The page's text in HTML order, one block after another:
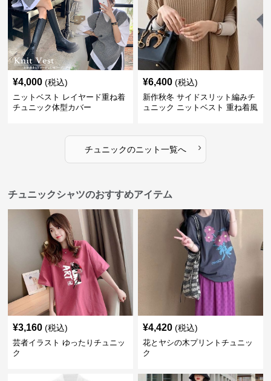
¥4,000 (税込)
ニットベスト レイヤード重ね着
チュニック体型カバー
¥6,400 (税込)
新作秋冬 サイドスリット編みチ
ュニック ニットベスト 重ね着風
チュニックのニット一覧へ ›
チュニックシャツのおすすめアイテム
¥3,160 (税込)
芸者イラスト ゆったりチュニッ
ク
¥4,420 (税込)
花とヤシの木プリントチュニッ
ク